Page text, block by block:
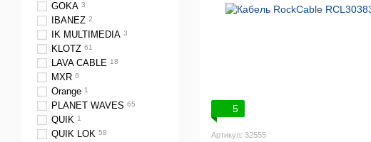
5
Артикул: 32555
GOKA 3
IBANEZ 2
IK MULTIMEDIA 3
KLOTZ 61
LAVA CABLE 18
MXR 6
Orange 1
PLANET WAVES 65
QUIK 1
QUIK LOK 58